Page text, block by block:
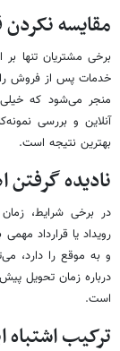
مقایسه
برخی مشتریان تنها
خدمات پس از فروش را
منجر می‌شود که خیلی
آنلاین و بررسی
بهترین نتیجه است.
نادیده
در برخی شرایط،
رویداد یا قرارداد
و به موقع را دارد،
درباره زمان تحویل
است.
ترکیب اشتباه